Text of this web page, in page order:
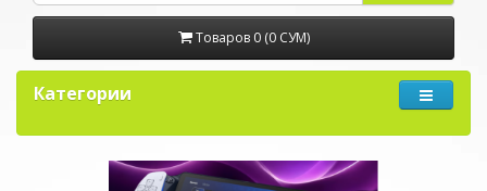
Товаров 0 (0 СУМ)
Категории